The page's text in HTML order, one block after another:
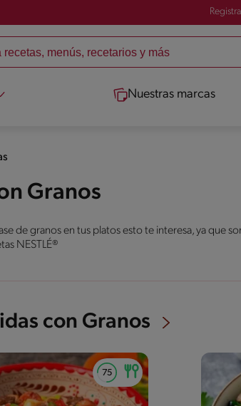
Nuestras marcas
Granos
de granos en tus platos esto te interesa, ya que
NESTLÉ®
con Granos